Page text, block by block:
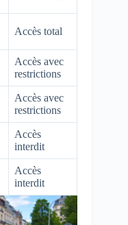
Accès total
Accès avec
restrictions
Accès avec
restrictions
Accès
interdit
Accès
interdit